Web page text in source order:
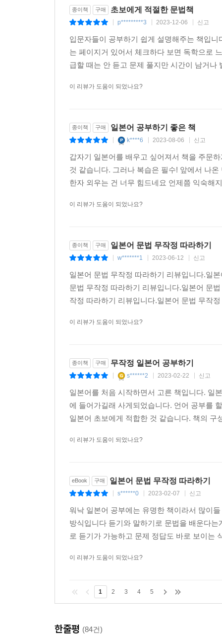
일본어에 깊이를 더해주는 코너들!
〈잠깐만요〉, 〈덤 챙겨 가세요〉와 같이 일본
두 코너에서 다 정리해 주신 것과 정말 깨알 같
차이까지 알 수 있는 기회가 되어서 좋았습니
남윤지 | 20대, 직장인
목차를 훑어보고 책을 공부해보니 전체적으로 문
공부하면 일본어의 문법 흐름이 잡힐 것 같아
문법책이지만 예문과 〈장문 도전하기〉를
더해진다니 더욱 기대가 됩니다.
이보미 | 30대, 회사원
[1단계] 핵심문법 익히기
문형을 자세히 설명하고 예문을 제시했습니다.
오디오를 잘 듣고 따라해 보세요.
단어 정리
③은 3류동사(불규칙동사)를 뜻합니다.
해당 과에서 배운 내용을 간략하게 정리해 놓았
[2단계] 실력 다지기
각 과에서 배운 내용을 제대로 익혔는지 확인해
익혔는지 확인해 보세요. 단어와 해석을 아래에
기본적으로 꼭 알아야 하는 문법 지식은 아니지
특별부록 : 훈련용 소책자
종이책 구매 초보에게 적절한 문법책
p*********3 2023-12-06 신고
입문자들이 공부하기 쉽게 설명해주는 책입
는 페이지거 있어서 체크하다 보면 독학으로
급할 때는 안 듣고 문제 풀지만 시간이 남거
이 리뷰가 도움이 되었나요?
종이책 구매 일본어 공부하기 좋은 책
k****6 2023-08-06 신고
갑자기 일본어를 배우고 싶어져서 책을 주문
것 같습니다. 그러나 복습은 필수! 앞에서 나
한자 외우는 건 너무 힘드네요 언제쯤 익숙해
이 리뷰가 도움이 되었나요?
종이책 구매 일본어 문법 무작정 따라하기
w*******1 2023-06-12 신고
일본어 문법 무작정 따라하기 리뷰입니다.일
문법 무작정 따라하기 리뷰입니다.일본어 문
작정 따라하기 리뷰입니다.일본어 문법 무작
이 리뷰가 도움이 되었나요?
종이책 구매 무작정 일본어 공부하기
s******2 2023-02-22 신고
일본어를 처음 시작하면서 고른 책입니다. 일
에 들어가길래 사게되었습니다. 언어 공부를
일본어 초보에게 적합한 것 같습니다. 책의
이 리뷰가 도움이 되었나요?
eBook 구매 일본어 문법 무작정 따라하기
s******0 2023-02-07 신고
워낙 일본어 공부에는 유명한 책이라서 많이
방식입니다 듣기와 말하기로 문법을 배운다
로 듣기가 가능하고 문제 정답도 바로 보이는
이 리뷰가 도움이 되었나요?
1 2 3 4 5
한줄평 (84건)